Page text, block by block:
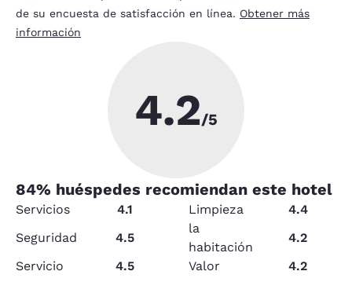
de su encuesta de satisfacción en línea. Obtener más
información
4.2/5
84% huéspedes recomiendan este hotel
Servicios 4.1 Limpieza
4.4
Seguridad
4.5
la
habitación
4.2
Servicio
4.5 Valor 4.2